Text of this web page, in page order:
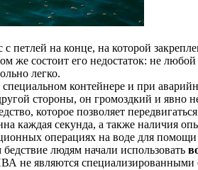
с петлей на конце, на которой
же состоит его недостаток: не
легко.
контейнере и при
стороны, он громоздкий и явно
которое позволяет
каждая секунда, а также наличия
операциях на воде для
людям начали использовать
не являются